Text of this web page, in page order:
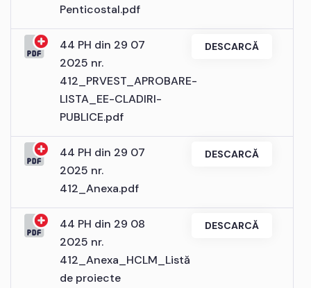
Penticostal.pdf
44 PH din 29 07
2025 nr.
412_PRVEST_APROBARE-
LISTA_EE-CLADIRI-
PUBLICE.pdf
DESCARCĂ
44 PH din 29 07
2025 nr.
412_Anexa.pdf
DESCARCĂ
44 PH din 29 08
2025 nr.
412_Anexa_HCLM_Listă
de proiecte
DESCARCĂ